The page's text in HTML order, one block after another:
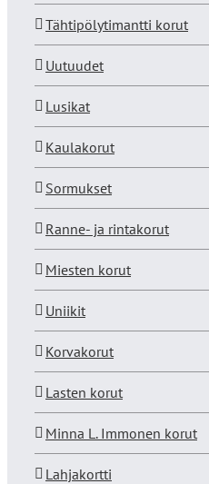
Tähtipölytimantti korut
Uutuudet
Lusikat
Kaulakorut
Sormukset
Ranne- ja rintakorut
Miesten korut
Uniikit
Korvakorut
Lasten korut
Minna L. Immonen korut
Lahjakortti